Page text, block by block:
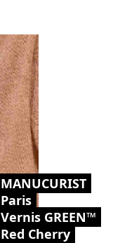
MANUCURIST
Paris
Vernis GREEN™
Red Cherry